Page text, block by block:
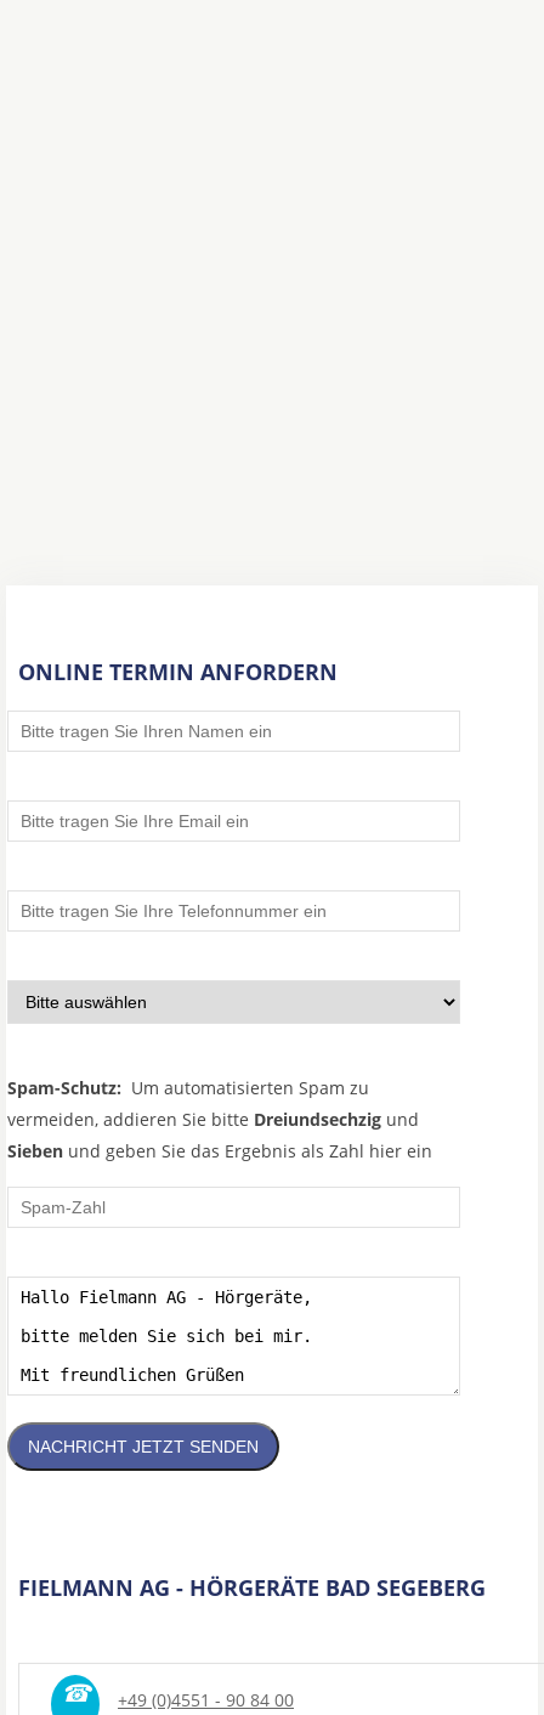
ONLINE TERMIN ANFORDERN
Spam-Schutz: Um automatisierten Spam zu
vermeiden, addieren Sie bitte Dreiundsechzig und
Sieben und geben Sie das Ergebnis als Zahl hier ein
NACHRICHT JETZT SENDEN
FIELMANN AG - HÖRGERÄTE BAD SEGEBERG
☎ +49 (0)4551 - 90 84 00